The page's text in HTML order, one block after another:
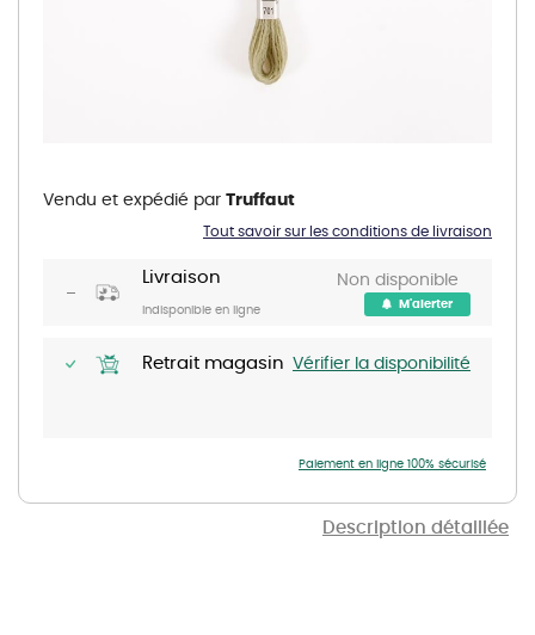
Description détaillée
beginning
Livraison
Indisponible en ligne
Non disponible
M'alerter
Retrait magasin Vérifier la disponibilité
Tout savoir sur les conditions de livraison
Vendu et expédié par Truffaut
Paiement en ligne 100% sécurisé